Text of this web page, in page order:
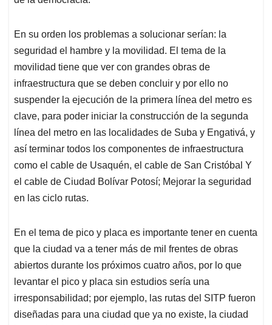
En su orden los problemas a solucionar serían: la
seguridad el hambre y la movilidad. El tema de la
movilidad tiene que ver con grandes obras de
infraestructura que se deben concluir y por ello no
suspender la ejecución de la primera línea del metro es
clave, para poder iniciar la construcción de la segunda
línea del metro en las localidades de Suba y Engativá, y
así terminar todos los componentes de infraestructura
como el cable de Usaquén, el cable de San Cristóbal Y
el cable de Ciudad Bolívar Potosí; Mejorar la seguridad
en las ciclo rutas.
En el tema de pico y placa es importante tener en cuenta
que la ciudad va a tener más de mil frentes de obras
abiertos durante los próximos cuatro años, por lo que
levantar el pico y placa sin estudios sería una
irresponsabilidad; por ejemplo, las rutas del SITP fueron
diseñadas para una ciudad que ya no existe, la ciudad